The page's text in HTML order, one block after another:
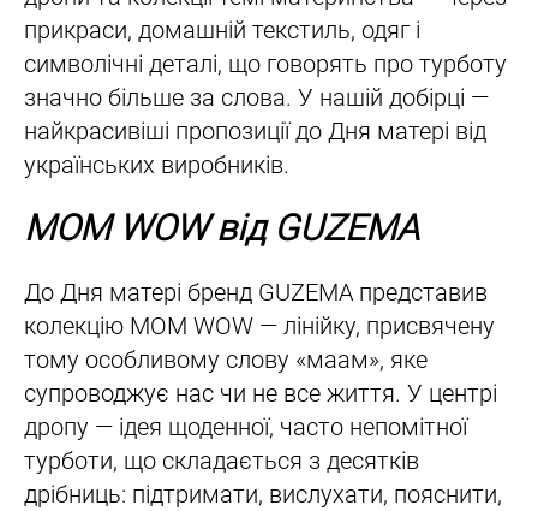
прикраси, домашній текстиль, одяг і
символічні деталі, що говорять про турботу
значно більше за слова. У нашій добірці —
найкрасивіші пропозиції до Дня матері від
українських виробників.
MOM WOW від GUZEMA
До Дня матері бренд GUZEMA представив
колекцію MOM WOW — лінійку, присвячену
тому особливому слову «маам», яке
супроводжує нас чи не все життя. У центрі
дропу — ідея щоденної, часто непомітної
турботи, що складається з десятків
дрібниць: підтримати, вислухати, пояснити,